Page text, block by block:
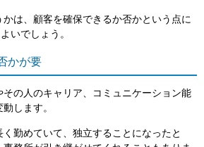
は、顧客を確保できるか否かという点に
いでしょう。
かが要
の人のキャリア、コミュニケーション能
します。
勤めていて、独立することになったと